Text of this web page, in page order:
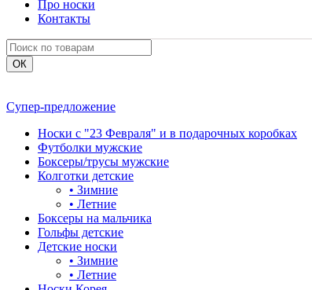
Про носки
Контакты
Супер-предложение
Носки с "23 Февраля" и в подарочных коробках
Футболки мужские
Боксеры/трусы мужские
Колготки детские
• Зимние
• Летние
Боксеры на мальчика
Гольфы детские
Детские носки
• Зимние
• Летние